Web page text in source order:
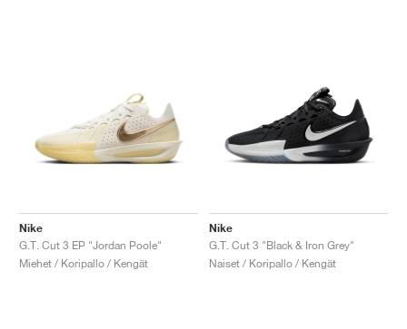
Nike
G.T. Cut 3 EP "Jordan Poole"
Miehet / Koripallo / Kengät
Nike
G.T. Cut 3 "Black & Iron Grey"
Naiset / Koripallo / Kengät